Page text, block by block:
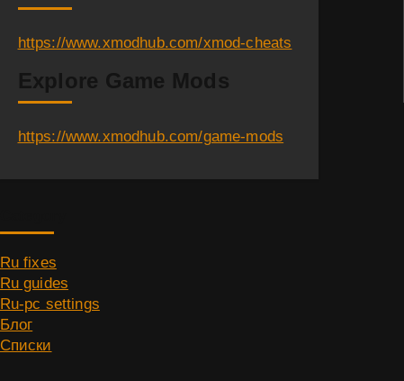
https://www.xmodhub.com/xmod-cheats
Explore Game Mods
https://www.xmodhub.com/game-mods
Ru fixes
Ru guides
Ru-pc settings
Блог
Списки